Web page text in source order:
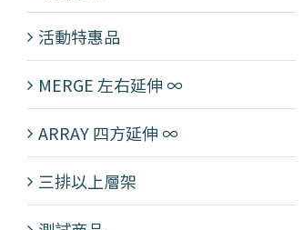
活動特惠品
MERGE 左右延伸 ∞
ARRAY 四方延伸 ∞
三排以上層架